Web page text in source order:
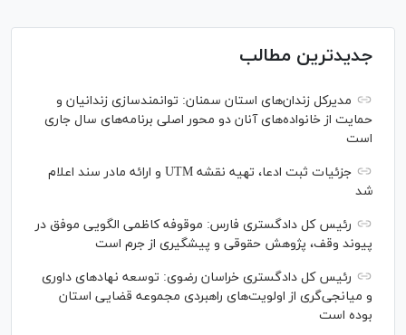
جدیدترین مطالب
مدیرکل زندان‌های استان سمنان: توانمندسازی زندانیان و
حمایت از خانواده‌های آنان دو محور اصلی برنامه‌های سال جاری
است
جزئیات ثبت ادعا، تهیه نقشه UTM و ارائه مادر سند اعلام
شد
رئیس کل دادگستری فارس: موقوفه کاظمی الگویی موفق در
پیوند وقف، پژوهش حقوقی و پیشگیری از جرم است
رئیس کل دادگستری خراسان رضوی: توسعه نهاد‌های داوری
و میانجی‌گری از اولویت‌های راهبردی مجموعه قضایی استان
بوده است